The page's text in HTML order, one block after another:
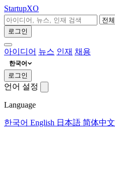
StartupXO
로그인
아이디어 뉴스 인재 채용
한국어
로그인
언어 설정
Language
한국어 English 日本語 简体中文